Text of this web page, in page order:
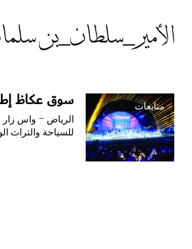
الوسم:
سلمان
الأمير_سلطان_بن
متابعات سوق عكاظ
الرياض – واس زار
للسياحة والتراث